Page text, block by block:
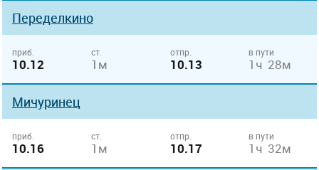
Переделкино
приб.
10.12
ст.
1м
отпр.
10.13
в пути
1ч 28м
Мичуринец
приб.
10.16
ст.
1м
отпр.
10.17
в пути
1ч 32м